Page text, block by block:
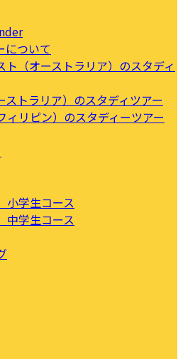
について
ト（オーストラリア）のスタディ
ストラリア）のスタディツアー
ィリピン）のスタディーツアー
学生コース
学生コース